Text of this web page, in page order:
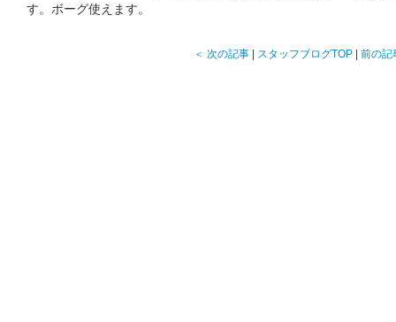
す。ボーグ使えます。
＜ 次の記事 スタッフブログTOP 前の記